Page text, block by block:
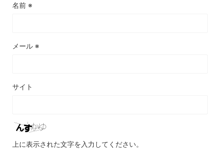
名前 ※
メール ※
サイト
上に表示された文字を入力してください。